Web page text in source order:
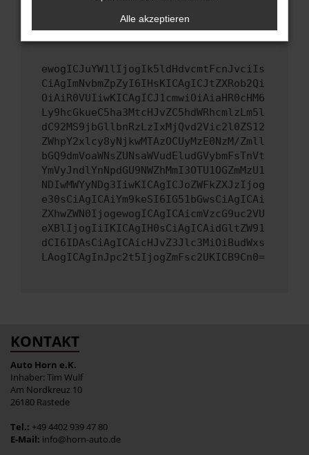
versuchen, das Problem zu beheben. Du kannst
uns diesen Text schicken, um uns bei der
ewogICJuYW1lIjogIk5ldHdvcmtFcnJvciIs
CiAgImNvbmZpZyI6IHsKICAgICJtZXRob2Qi
OiAiR0VUIiwKICAgICJ1cmwiOiAiaHR0cHM6
Ly9hcGkueC5ha3MtcHJvZC5hdWRhcmlzLm5l
dC92MS9jbGllbnRzLzIxMjQvd2Vic2l0ZS12
ZWhpY2xlcy8yNjkwMTAzOCUyMzE0NzM/Zmll
bGQ9dmVoaWNsZUNsaWVudEludGVybmFsTnVt
YmVyJndlYnNpdGU9NWZhMmI3OTU1OGZmMzU1
NDIwMWYyNDg3IiwKICAgICJoZWFkZXJzIjog
e30sCiAgICAiYm9keSI6IG51bGwsCiAgICAi
ZXhwZWN0IjogewogICAgICAicmVzcG9uc2VU
eXBlIjogIiIKICAgIH0sCiAgICAidGltZW91
dCI6IDAsCiAgICAicHJvZ3Jlc3MiOiBudWxs
LAogICAgInJpc2t5IjogZmFsc2UKICB9Cn0=
KONTAKT
Auto Horn e.K.
Inhaber: Tim Wulf
Am Nordkreuz 10
26180 Rastede
Tel.: +49 4402 939 47 80
E-Mail: info@horn-auto.de
Alle akzeptieren